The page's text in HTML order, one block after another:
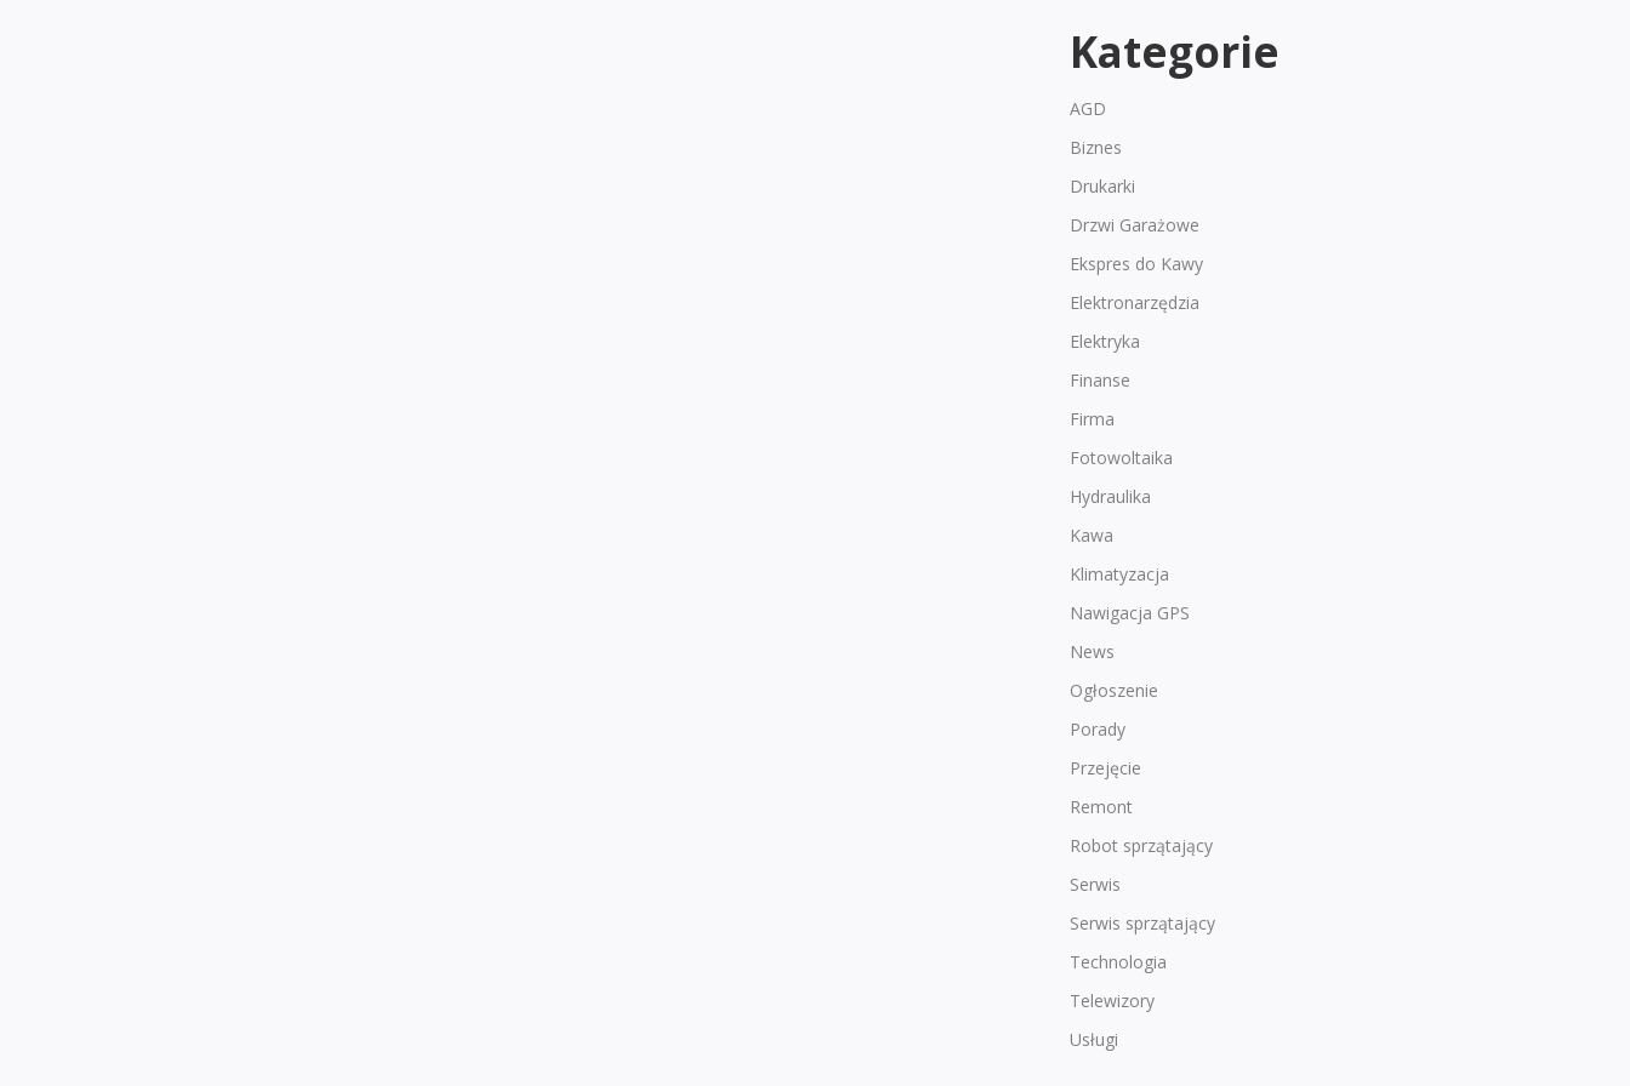
Kategorie
AGD
Biznes
Drukarki
Drzwi Garażowe
Ekspres do Kawy
Elektronarzędzia
Elektryka
Finanse
Firma
Fotowoltaika
Hydraulika
Kawa
Klimatyzacja
Nawigacja GPS
News
Ogłoszenie
Porady
Przejęcie
Remont
Robot sprzątający
Serwis
Serwis sprzątający
Technologia
Telewizory
Usługi